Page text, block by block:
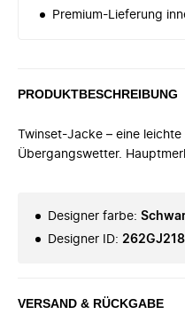
Premium-Lieferung
PRODUKTBESCHREIBUNG
Twinset-Jacke – eine
Übergangswetter.
Designer farbe:
Designer ID:
VERSAND & RÜCKGABE